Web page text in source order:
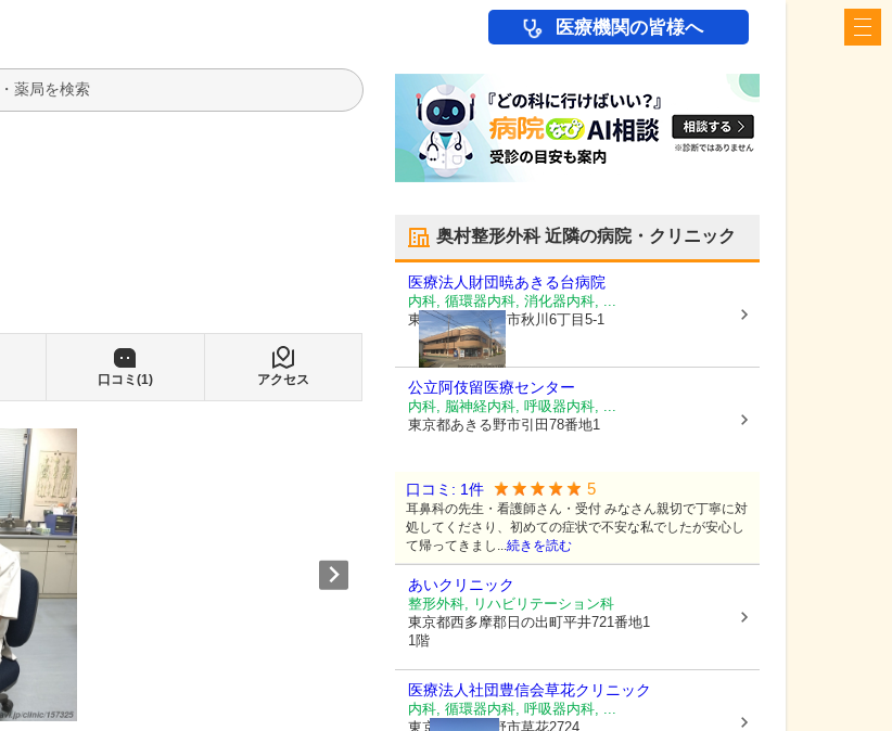
医療機関の皆様へ
検索
口コミ(1) アクセス
奥村整形外科近隣の病院・クリニック
医療法人財団暁あきる台病院
内科, 循環器内科, 消化器内科, ...
東京都あきる野市秋川6丁目5-1
公立阿伎留医療センター
内科, 脳神経内科, 呼吸器内科, ...
東京都あきる野市引田78番地1
口コミ: 1件 5
耳鼻科の先生・看護師さん・受付 みなさん親切で丁寧に対
処してくださり、初めての症状で不安な私でしたが安心し
て帰ってきまし...続きを読む
あいクリニック
整形外科, リハビリテーション科
東京都西多摩郡日の出町平井721番地1
1階
医療法人社団豊信会草花クリニック
内科, 循環器内科, 呼吸器内科, ...
東京都あきる野市草花2724